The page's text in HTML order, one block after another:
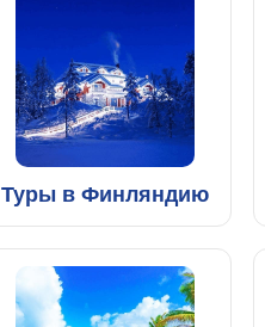
Туры в Финляндию